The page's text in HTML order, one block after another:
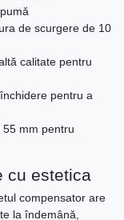
de scurgere de 10
calitate pentru
pentru a
mm pentru
cu estetica
compensator are
la îndemână,